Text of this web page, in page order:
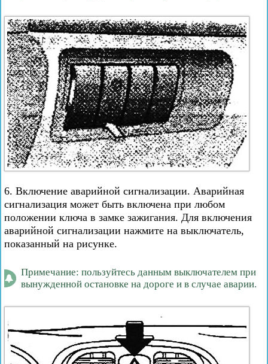
6. Включение аварийной сигнализации. Аварийная
сигнализация может быть включена при любом
положении ключа в замке зажигания. Для включения
аварийной сигнализации нажмите на выключатель,
показанный на рисунке.
Примечание: пользуйтесь данным выключателем при
вынужденной остановке на дороге и в случае аварии.